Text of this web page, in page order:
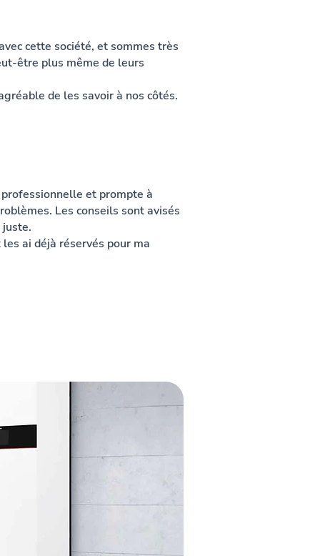
cette société, et sommes très
être plus même de leurs
de les savoir à nos côtés.
et prompte à
Les conseils sont avisés
ai déjà réservés pour ma